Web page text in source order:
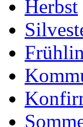
Herbst